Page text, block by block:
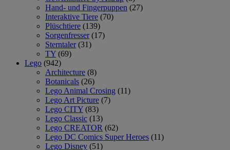
Hand- und Fingerpuppen (27)
Interaktive Tiere (70)
Plüschtiere (139)
Sorgenfresser (17)
Sterntaler (31)
TY (69)
Lego (942)
Architecture (8)
Botanicals (26)
Lego Animal Crosing (11)
Lego Art Picture (7)
Lego CITY (83)
Lego Classic (13)
Lego CREATOR (62)
Lego DC Comics Super Heroes (11)
Lego Disney (51)